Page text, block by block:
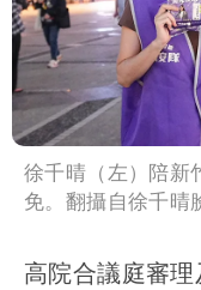
徐千晴（左）陪新
免。翻攝自徐千晴
高院合議庭審